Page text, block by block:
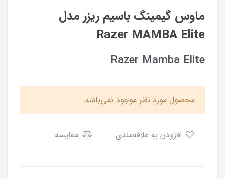
ماوس گیمینگ باسیم ریزر مدل
Razer MAMBA Elite
Razer Mamba Elite
محصول مورد نظر موجود نمی‌باشد.
مقایسه